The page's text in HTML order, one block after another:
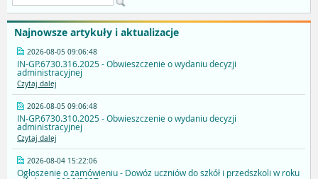
Najnowsze artykuły i aktualizacje
2026-08-05 09:06:48
IN-GP.6730.316.2025 - Obwieszczenie o wydaniu decyzji
administracyjnej
Czytaj dalej
2026-08-05 09:06:48
IN-GP.6730.310.2025 - Obwieszczenie o wydaniu decyzji
administracyjnej
Czytaj dalej
2026-08-04 15:22:06
Ogłoszenie o zamówieniu - Dowóz uczniów do szkół i przedszkoli w roku